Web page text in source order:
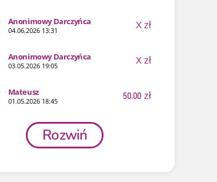
Anonimowy Darczyńca
04.06.2026 13:31 Xzł
Anonimowy Darczyńca
03.05.2026 19:05 Xzł
Mateusz
01.05.2026 18:45 50.00 zł
Rozwiń